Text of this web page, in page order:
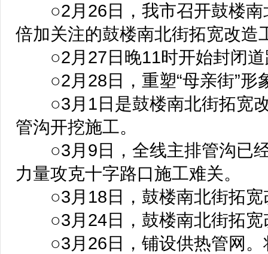
○2月26日，我市召开鼓楼南
倍加关注的鼓楼南北街拓宽改造
○2月27日晚11时开始封闭道
○2月28日，重塑“母亲街”形
○3月1日是鼓楼南北街拓宽改
管沟开挖施工。
○3月9日，全线主排管沟已经
力量攻克十字路口施工难关。
○3月18日，鼓楼南北街拓宽
○3月24日，鼓楼南北街拓宽
○3月26日，铺设供热管网。